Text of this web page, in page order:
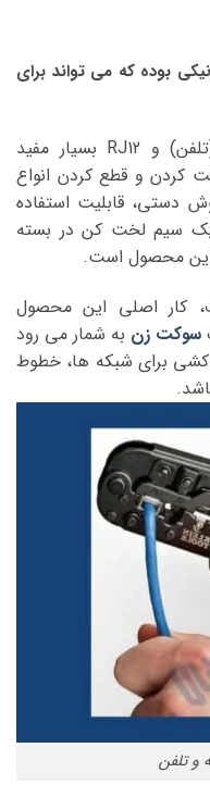
بوده که می تواند برای
RJ11 (تلفن) و RJ12 بسیار مفید
کردن و قطع کردن انواع
دستی، قابلیت استفاده
سیم لخت کن در بسته
این محصول است.
کار اصلی این محصول
سوکت زن به شمار می رود
برای شبکه ها، خطوط
و تلفن